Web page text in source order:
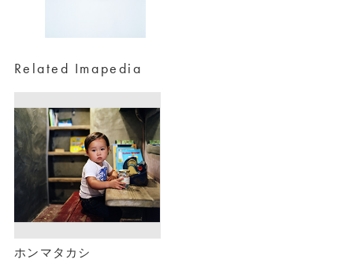
Related Imapedia
ホンマタカシ